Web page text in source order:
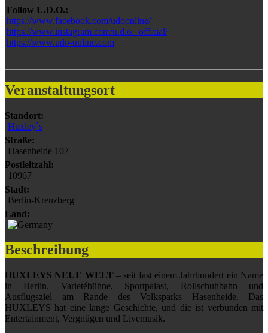
Follow U.D.O.:
https://www.facebook.com/udoonline/
https://www.instagram.com/u.d.o._official/
https://www.udo-online.com
Veranstaltungsort
Standort:
Huxley`s
Straße:
Hasenheide 107
Postleitzahl:
10967
Stadt:
Berlin-Kreuzberg
Land:
Beschreibung
HUXLEYS NEUE WELT – seit fast einem Jahrhundert ein Name
in Berlin. Varietébühne, Sportpalast, Rollschuhbahn und
Ausflugsziel am Rande des Volksparks Hasenheide. Das
HUXLEYS hat eine lange Geschichte, und die ist verbunden mit
Entertainment, Vergnügen und Livemusik.